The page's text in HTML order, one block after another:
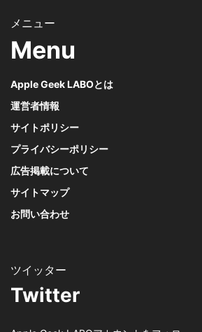
Menu
Apple Geek LABOとは
運営者情報
サイトポリシー
プライバシーポリシー
広告掲載について
サイトマップ
お問い合わせ
Twitter